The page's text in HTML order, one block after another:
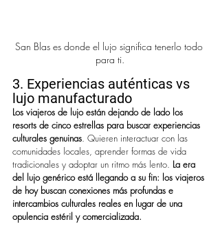
San Blas es donde el lujo significa tenerlo todo
para ti.
3. Experiencias auténticas vs
lujo manufacturado
Los viajeros de lujo están dejando de lado los
resorts de cinco estrellas para buscar experiencias
culturales genuinas. Quieren interactuar con las
comunidades locales, aprender formas de vida
tradicionales y adoptar un ritmo más lento. La era
del lujo genérico está llegando a su fin: los viajeros
de hoy buscan conexiones más profundas e
intercambios culturales reales en lugar de una
opulencia estéril y comercializada.